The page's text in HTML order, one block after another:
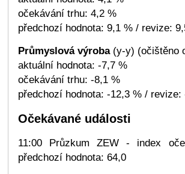
očekávání trhu: 4,2 %
předchozí hodnota: 9,1 % / revize:
Průmyslová výroba(y-y) (očištěno
aktuální hodnota: -7,7 %
očekávání trhu: -8,1 %
předchozí hodnota: -12,3 % / revize:
Očekávané události
11:00 Průzkum ZEW - index
předchozí hodnota: 64,0